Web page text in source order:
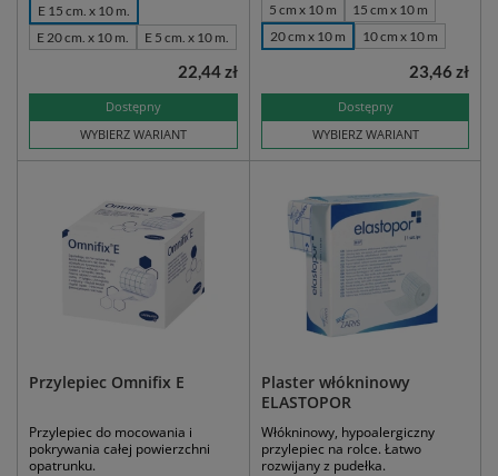
E 15 cm. x 10 m.
E 20 cm. x 10 m.
E 5 cm. x 10 m.
Dostępny
WYBIERZ WARIANT
22,44 zł
5 cm x 10 m
15 cm x 10 m
20 cm x 10 m
10 cm x 10 m
Dostępny
WYBIERZ WARIANT
23,46 zł
Przylepiec Omnifix E
Przylepiec do mocowania i
pokrywania całej powierzchni
opatrunku.
Plaster włókninowy
ELASTOPOR
Włókninowy, hypoalergiczny
przylepiec na rolce. Łatwo
rozwijany z pudełka.